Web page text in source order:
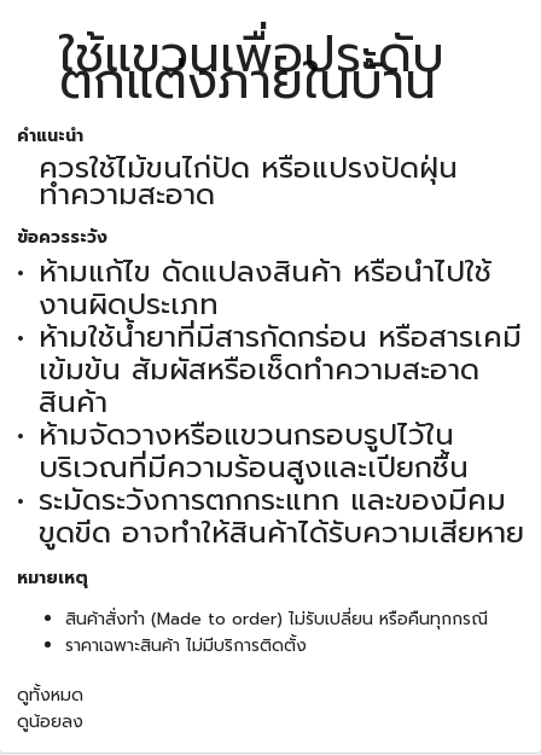
ใช้แขวนเพื่อประดับ
ตกแต่งภายในบ้าน
คำแนะนำ
ควรใช้ไม้ขนไก่ปัด หรือแปรงปัดฝุ่น
ทำความสะอาด
ข้อควรระวัง
ห้ามแก้ไข ดัดแปลงสินค้า หรือนำไปใช้
งานผิดประเภท
ห้ามใช้น้ำยาที่มีสารกัดกร่อน หรือสารเคมี
เข้มข้น สัมผัสหรือเช็ดทำความสะอาด
สินค้า
ห้ามจัดวางหรือแขวนกรอบรูปไว้ใน
บริเวณที่มีความร้อนสูงและเปียกชื้น
ระมัดระวังการตกกระแทก และของมีคม
ขูดขีด อาจทำให้สินค้าได้รับความเสียหาย
หมายเหตุ
สินค้าสั่งทำ (Made to order) ไม่รับเปลี่ยน หรือคืนทุกกรณี
ราคาเฉพาะสินค้า ไม่มีบริการติดตั้ง
ดูทั้งหมด
ดูน้อยลง